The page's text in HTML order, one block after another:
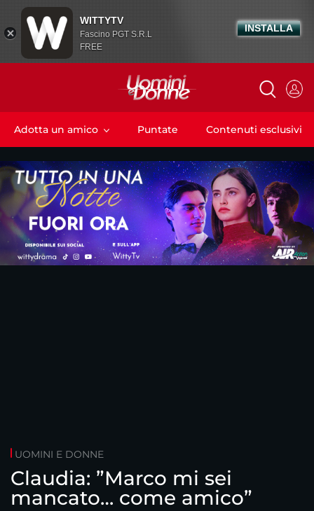
Adotta un amico Puntate Contenuti esclusivi
UOMINI E DONNE
Claudia: ”Marco mi sei
mancato… come amico”
WITTYTV
Fascino PGT S.R.L
FREE
INSTALLA